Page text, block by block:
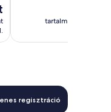
értékelés
tartalmazza az
regisztráció